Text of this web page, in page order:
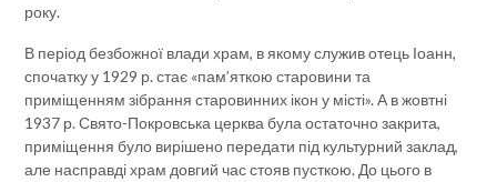
року.
В період безбожної влади храм, в якому служив отець Іоанн,
спочатку у 1929 р. стає «пам’яткою старовини та
приміщенням зібрання старовинних ікон у місті». А в жовтні
1937 р. Свято-Покровська церква була остаточно закрита,
приміщення було вирішено передати під культурний заклад,
але насправді храм довгий час стояв пусткою. До цього в